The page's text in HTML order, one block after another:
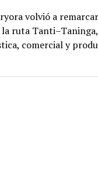
volvió a
ruta
comercial y